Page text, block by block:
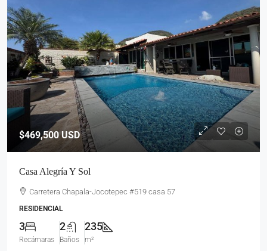
$469,500USD
Casa Alegría Y Sol
Carretera Chapala-Jocotepec #519 casa 57
RESIDENCIAL
3
Recámaras
2
Baños
235
m²